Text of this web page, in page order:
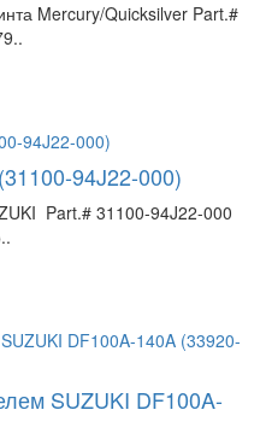
Mercury/Quicksilver Part.#
94J22-000)
Part.# 31100-94J22-000
SUZUKI DF100A-